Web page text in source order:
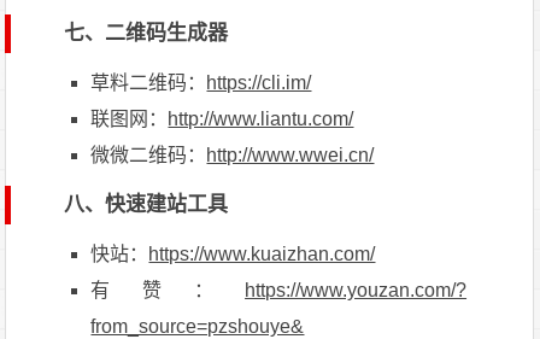
七、二维码生成器
草料二维码： https://cli.im/
联图网： http://www.liantu.com/
微微二维码： http://www.wwei.cn/
八、快速建站工具
快站： https://www.kuaizhan.com/
有赞：
https://www.youzan.com/?
from_source=pzshouye&